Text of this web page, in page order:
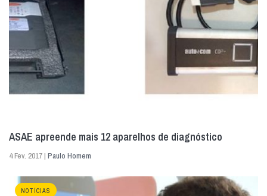
ASAE apreende mais 12 aparelhos de diagnóstico
4 Fev. 2017 | Paulo Homem
NOTÍCIAS